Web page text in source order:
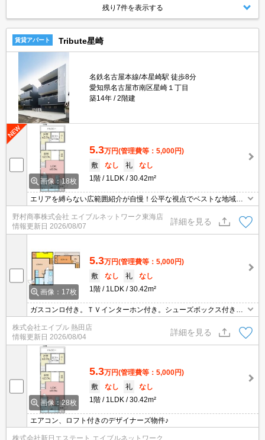
残り7件を表示する
賃貸アパート Tribute星崎
名鉄名古屋本線/本星崎駅 徒歩8分
愛知県名古屋市南区星崎１丁目
築14年
2階建
画像：18枚
5.3万円(管理費等：5,000円)
敷
なし 礼
なし
1階
1LDK 30.42m²
エリアを縛らない広範囲紹介が自慢！公平な視点でベストな地域を
ご提案します。現地集合・オンライン対応！
野村商事株式会社 エイブルネットワーク東海店
情報更新日 2026/08/07
詳細を見る
画像：17枚
5.3万円(管理費等：5,000円)
敷
なし 礼
なし
1階
1LDK 30.42m²
ガスコンロ付き。ＴＶインターホン付き。シューズボックス付き。
クローゼット付。保証会社加入要(初回月額総額60%、月次月額総額
1%)。
株式会社エイブル 熱田店
情報更新日 2026/08/04
詳細を見る
画像：28枚
5.3万円(管理費等：5,000円)
敷
なし 礼
なし
1階
1LDK 30.42m²
エアコン、ロフト付きのデザイナーズ物件♪
株式会社新日エステート エイブルネットワーク